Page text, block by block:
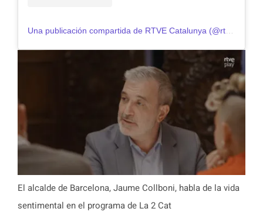
El alcalde de Barcelona, Jaume Collboni, habla de la vida
sentimental en el programa de La 2 Cat